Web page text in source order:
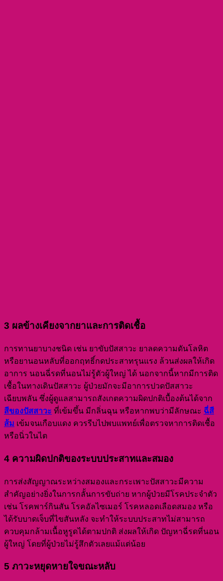
3 ผลข้างเคียงจากยาและการติดเชื้อ
การทานยาบางชนิด เช่น ยาขับปัสสาวะ ยาลดความดันโลหิต
หรือยานอนหลับที่ออกฤทธิ์กดประสาทรุนแรง ล้วนส่งผลให้เกิด
อาการ นอนฉี่รดที่นอนไม่รู้ตัวผู้ใหญ่ ได้ นอกจากนี้หากมีการติด
เชื้อในทางเดินปัสสาวะ ผู้ป่วยมักจะมีอาการปวดปัสสาวะ
เฉียบพลัน ซึ่งผู้ดูแลสามารถสังเกตความผิดปกติเบื้องต้นได้จาก
สีของปัสสาวะ ที่เข้มขึ้น มีกลิ่นฉุน หรือหากพบว่ามีลักษณะ ฉี่สี
ส้ม เข้มจนเกือบแดง ควรรีบไปพบแพทย์เพื่อตรวจหาการติดเชื้อ
หรือนิ่วในไต
4 ความผิดปกติของระบบประสาทและสมอง
การส่งสัญญาณระหว่างสมองและกระเพาะปัสสาวะมีความ
สำคัญอย่างยิ่งในการกลั้นการขับถ่าย หากผู้ป่วยมีโรคประจำตัว
เช่น โรคพาร์กินสัน โรคอัลไซเมอร์ โรคหลอดเลือดสมอง หรือ
ได้รับบาดเจ็บที่ไขสันหลัง จะทำให้ระบบประสาทไม่สามารถ
ควบคุมกล้ามเนื้อหูรูดได้ตามปกติ ส่งผลให้เกิด ปัญหาฉี่รดที่นอน
ผู้ใหญ่ โดยที่ผู้ป่วยไม่รู้สึกตัวเลยแม้แต่น้อย
5 ภาวะหยุดหายใจขณะหลับ